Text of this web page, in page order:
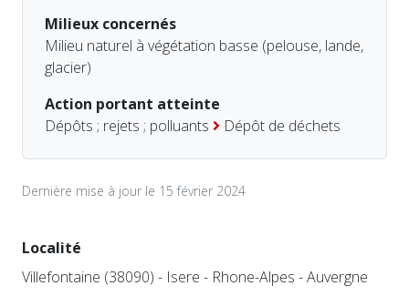
Milieux concernés
Milieu naturel à végétation basse (pelouse, lande,
glacier)
Action portant atteinte
Dépôts ; rejets ; polluants
Dépôt de déchets
Dernière mise à jour le 15 février 2024
Localité
Villefontaine (38090) - Isere - Rhone-Alpes - Auvergne